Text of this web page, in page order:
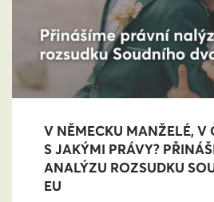
V NĚMECKU MANŽELÉ, V
S JAKÝMI PRÁVY?
ANALÝZU ROZSUDKU
EU